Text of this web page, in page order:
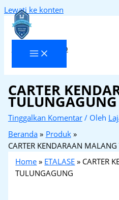
Lewati ke konten
Laja Transindo
CARTER
TULUNGAGUNG
Tinggalkan Komentar / Oleh
Beranda
Produk
CARTER KENDARAAN
Home » ETALASE » CARTER
TULUNGAGUNG